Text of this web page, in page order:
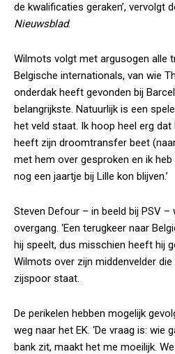
de kwalificaties geraken’, vervolgt
Nieuwsblad.
Wilmots volgt met argusogen alle
Belgische internationals, van wie
onderdak heeft gevonden bij
belangrijkste. Natuurlijk is een
het veld staat. Ik hoop heel erg dat
heeft zijn droomtransfer beet
met hem over gesproken en ik
nog een jaartje bij Lille kon blijven.’
Steven Defour – in beeld bij PSV –
overgang. ‘Een terugkeer naar
hij speelt, dus misschien heeft hij
Wilmots over zijn middenvelder
zijspoor staat.
De perikelen hebben mogelijk
weg naar het EK. ‘De vraag is: wie
bank zit, maakt het me moeilijk.